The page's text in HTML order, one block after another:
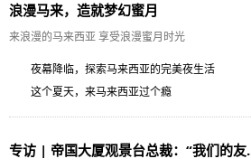
浪漫马来，造就梦幻蜜月
来浪漫的马来西亚 享受浪漫蜜月时光
夜幕降临，探索马来西亚的完美夜生活
这个夏天，来马来西亚过个瘾
专访 | 帝国大厦观景台总裁：“我们的友